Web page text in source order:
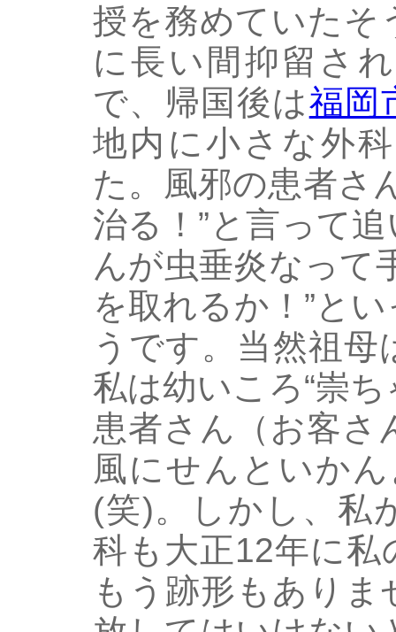
授を務めていたそ
に長い間抑留さ
で、帰国後は福岡
地内に小さな外
た。風邪の患者さ
治る！”と言って
んが虫垂炎なって
を取れるか！”と
うです。当然祖
私は幼いころ“崇
患者さん（お客さ
風にせんといか
(笑)。しかし、私
科も大正12年に私
もう跡形もあり